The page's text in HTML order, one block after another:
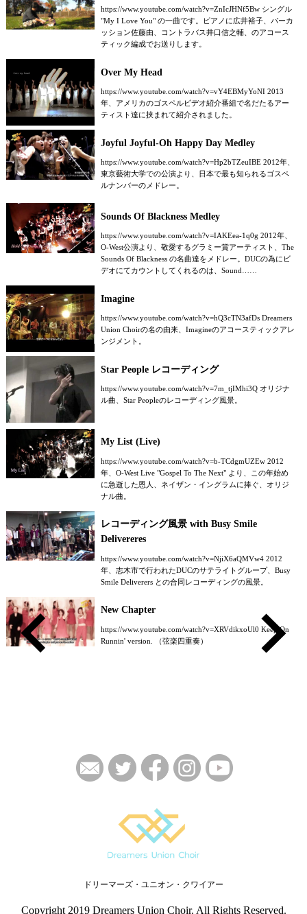
https://www.youtube.com/watch?v=ZnIcJHNf5Bw シングル
"My I Love You" の一曲です。ピアノに広井裕子、パーカ
ッション佐藤由、コントラバス井口信之輔、のアコース
ティック編成でお送りします。
Over My Head
https://www.youtube.com/watch?v=vY4EBMyYoNI 2013
年、アメリカのゴスペルビデオ紹介番組で名だたるアー
ティスト達に挟まれて紹介されました。
Joyful Joyful-Oh Happy Day Medley
https://www.youtube.com/watch?v=Hp2bTZeuIBE 2012年、
東京藝術大学での公演より、日本で最も知られるゴスペ
ルナンバーのメドレー。
Sounds Of Blackness Medley
https://www.youtube.com/watch?v=IAKEea-1q0g 2012年、
O-West公演より、敬愛するグラミー賞アーティスト、The
Sounds Of Blackness の名曲達をメドレー。DUCの為にビ
デオにてカウントしてくれるのは、Sound……
Imagine
https://www.youtube.com/watch?v=hQ3cTN3afDs Dreamers
Union Choirの名の由来、Imagineのアコースティックアレ
ンジメント。
Star People レコーディング
https://www.youtube.com/watch?v=7m_tjIMhi3Q オリジナ
ル曲、Star Peopleのレコーディング風景。
My List (Live)
https://www.youtube.com/watch?v=b-TCdgmUZEw 2012
年、O-West Live "Gospel To The Next" より、この年始め
に急逝した恩人、ネイザン・イングラムに捧ぐ、オリジ
ナル曲。
レコーディング風景 with Busy Smile
Delivereres
https://www.youtube.com/watch?v=NjiX6aQMVw4 2012
年、志木市で行われたDUCのサテライトグループ、Busy
Smile Deliverers との合同レコーディングの風景。
New Chapter
https://www.youtube.com/watch?v=XRVdikxoUl0 Keep On
Runnin' version. （弦楽四重奏）
ドリーマーズ・ユニオン・クワイアー
Copyright 2019 Dreamers Union Choir. All Rights Reserved.